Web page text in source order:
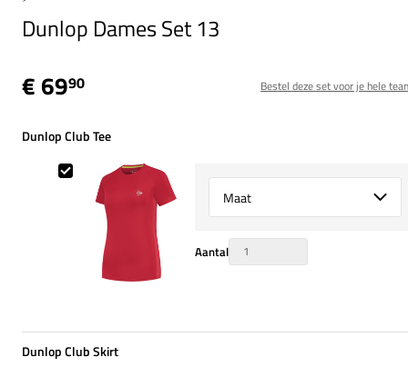
Dunlop Dames Set 13
€ 6990 Bestel deze set voor je hele
Dunlop Club Tee
Select {option} for {name}
Aantal
Dunlop Club Tee
Dunlop Club Skirt